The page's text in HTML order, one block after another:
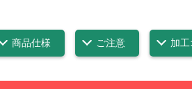
商品仕様 ご注意 加